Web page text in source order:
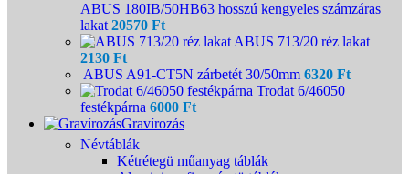
ABUS 180IB/50HB63 hosszú kengyeles számzáras
lakat 20570 Ft
ABUS 713/20 réz lakat
2130 Ft
ABUS A91-CT5N zárbetét 30/50mm 6320 Ft
Trodat 6/46050
festékpárna 6000 Ft
Gravírozás
Névtáblák
Kétrétegü műanyag táblák